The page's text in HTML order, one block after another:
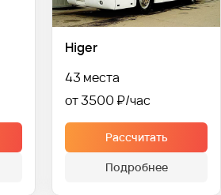
Higer
43 места
от 3500 ₽
Рассчитать
Подробнее